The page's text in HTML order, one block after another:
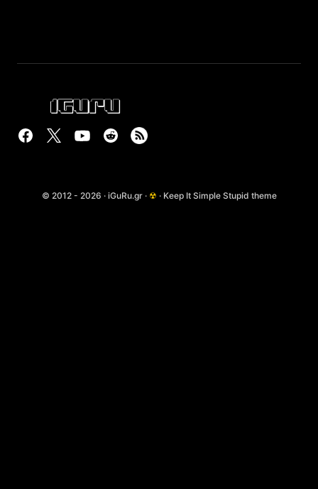
© 2012 - 2026 · iGuRu.gr · ☢ · Keep It Simple Stupid theme